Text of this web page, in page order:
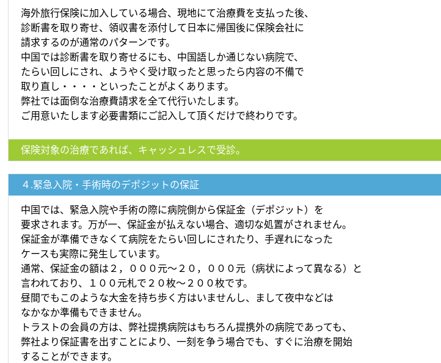
海外旅行保険に加入している場合、現地にて治療費を支払った後、
診断書を取り寄せ、領収書を添付して日本に帰国後に保険会社に
請求するのが通常のパターンです。
中国では診断書を取り寄せるにも、中国語しか通じない病院で、
たらい回しにされ、ようやく受け取ったと思ったら内容の不備で
取り直し・・・・といったことがよくあります。
弊社では面倒な治療費請求を全て代行いたします。
ご用意いたします必要書類にご記入して頂くだけで終わりです。
保険対象の治療であれば、キャッシュレスで受診。
４.緊急入院・手術時のデポジットの保証
中国では、緊急入院や手術の際に病院側から保証金（デポジット）を
要求されます。万が一、保証金が払えない場合、適切な処置がされません。
保証金が準備できなくて病院をたらい回しにされたり、手遅れになった
ケースも実際に発生しています。
通常、保証金の額は２，０００元～２０，０００元（病状によって異なる）と
言われており、１００元札で２０枚～２００枚です。
昼間でもこのような大金を持ち歩く方はいませんし、まして夜中などは
なかなか準備もできません。
トラストの会員の方は、弊社提携病院はもちろん提携外の病院であっても、
弊社より保証書を出すことにより、一刻を争う場合でも、すぐに治療を開始
することができます。